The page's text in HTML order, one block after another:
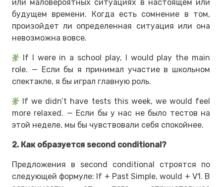
или маловероятных ситуациях в настоящем или
будущем времени. Когда есть сомнение в том,
произойдет ли определенная ситуация или она
невозможна вовсе.
If I were in a school play, I would play the main
role. — Если бы я принимал участие в школьном
спектакле, я бы играл главную роль.
If we didn’t have tests this week, we would feel
more relaxed. — Если бы у нас не было тестов на
этой неделе, мы бы чувствовали себя спокойнее.
2. Как образуется second conditional?
Предложения в second conditional строятся по
следующей формуле: If + Past Simple, would + V1. В